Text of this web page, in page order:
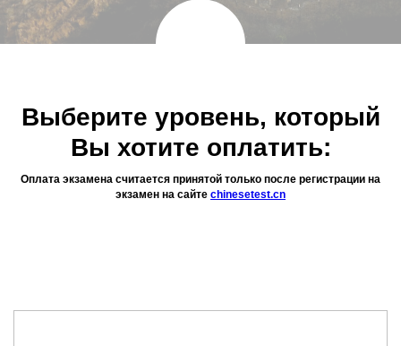
Выберите уровень, который
Вы хотите оплатить:
Оплата экзамена считается принятой только после регистрации на
экзамен на сайте chinesetest.cn